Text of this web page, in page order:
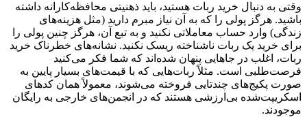
وقتی به دنبال خرید ربات هستید، باید ذهنیتی محافظه‌کارانه داشته
باشید. هرگز پولی را که به آن نیاز مبرم دارید (مثل هزینه‌های
زندگی) وارد حساب معاملاتی نکنید و به تبع آن، هرگز چنین پولی را
برای خرید یک ربات ناشناخته ریسک نکنید. نشانه‌های خطرناک خرید
ربات، اغلب در جاهایی پنهان شده‌اند که شما فکر می‌کنید
فرصت‌طلبی است. مثلاً ربات‌هایی که با قیمت‌های بسیار پایین به
صورت پکیج‌های چندتایی فروخته می‌شوند، معمولاً همان کدهای
اسکریپت‌شده بی‌ارزشی هستند که در انجمن‌های خارجی به رایگان
موجودند.